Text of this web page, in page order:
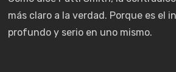
más claro a la verdad. Porque es el
profundo y serio en uno mismo.